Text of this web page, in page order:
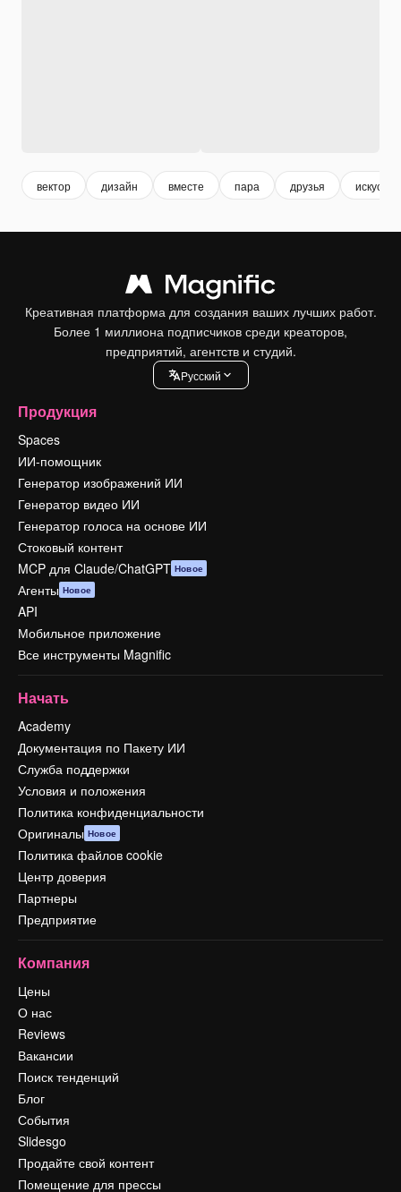
вектор дизайн вместе пара друзья
Креативная платформа для создания ваших лучших работ.
Более 1 миллиона подписчиков среди креаторов,
предприятий, агентств и студий.
Pусский
Продукция
Spaces
ИИ-помощник
Генератор изображений ИИ
Генератор видео ИИ
Генератор голоса на основе ИИ
Стоковый контент
MCP для Claude/ChatGPT Новое
Агенты Новое
API
Мобильное приложение
Все инструменты Magnific
Начать
Academy
Документация по Пакету ИИ
Служба поддержки
Условия и положения
Политика конфиденциальности
Оригиналы Новое
Политика файлов cookie
Центр доверия
Партнеры
Предприятие
Компания
Цены
О нас
Reviews
Вакансии
Поиск тенденций
Блог
События
Slidesgo
Продайте свой контент
Помещение для прессы